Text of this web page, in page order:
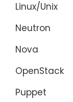
Linux/Unix
Neutron
Nova
OpenStack
Puppet